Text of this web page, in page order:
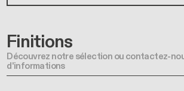
Finitions
Découvrez notre sélection ou contactez-
d'informations